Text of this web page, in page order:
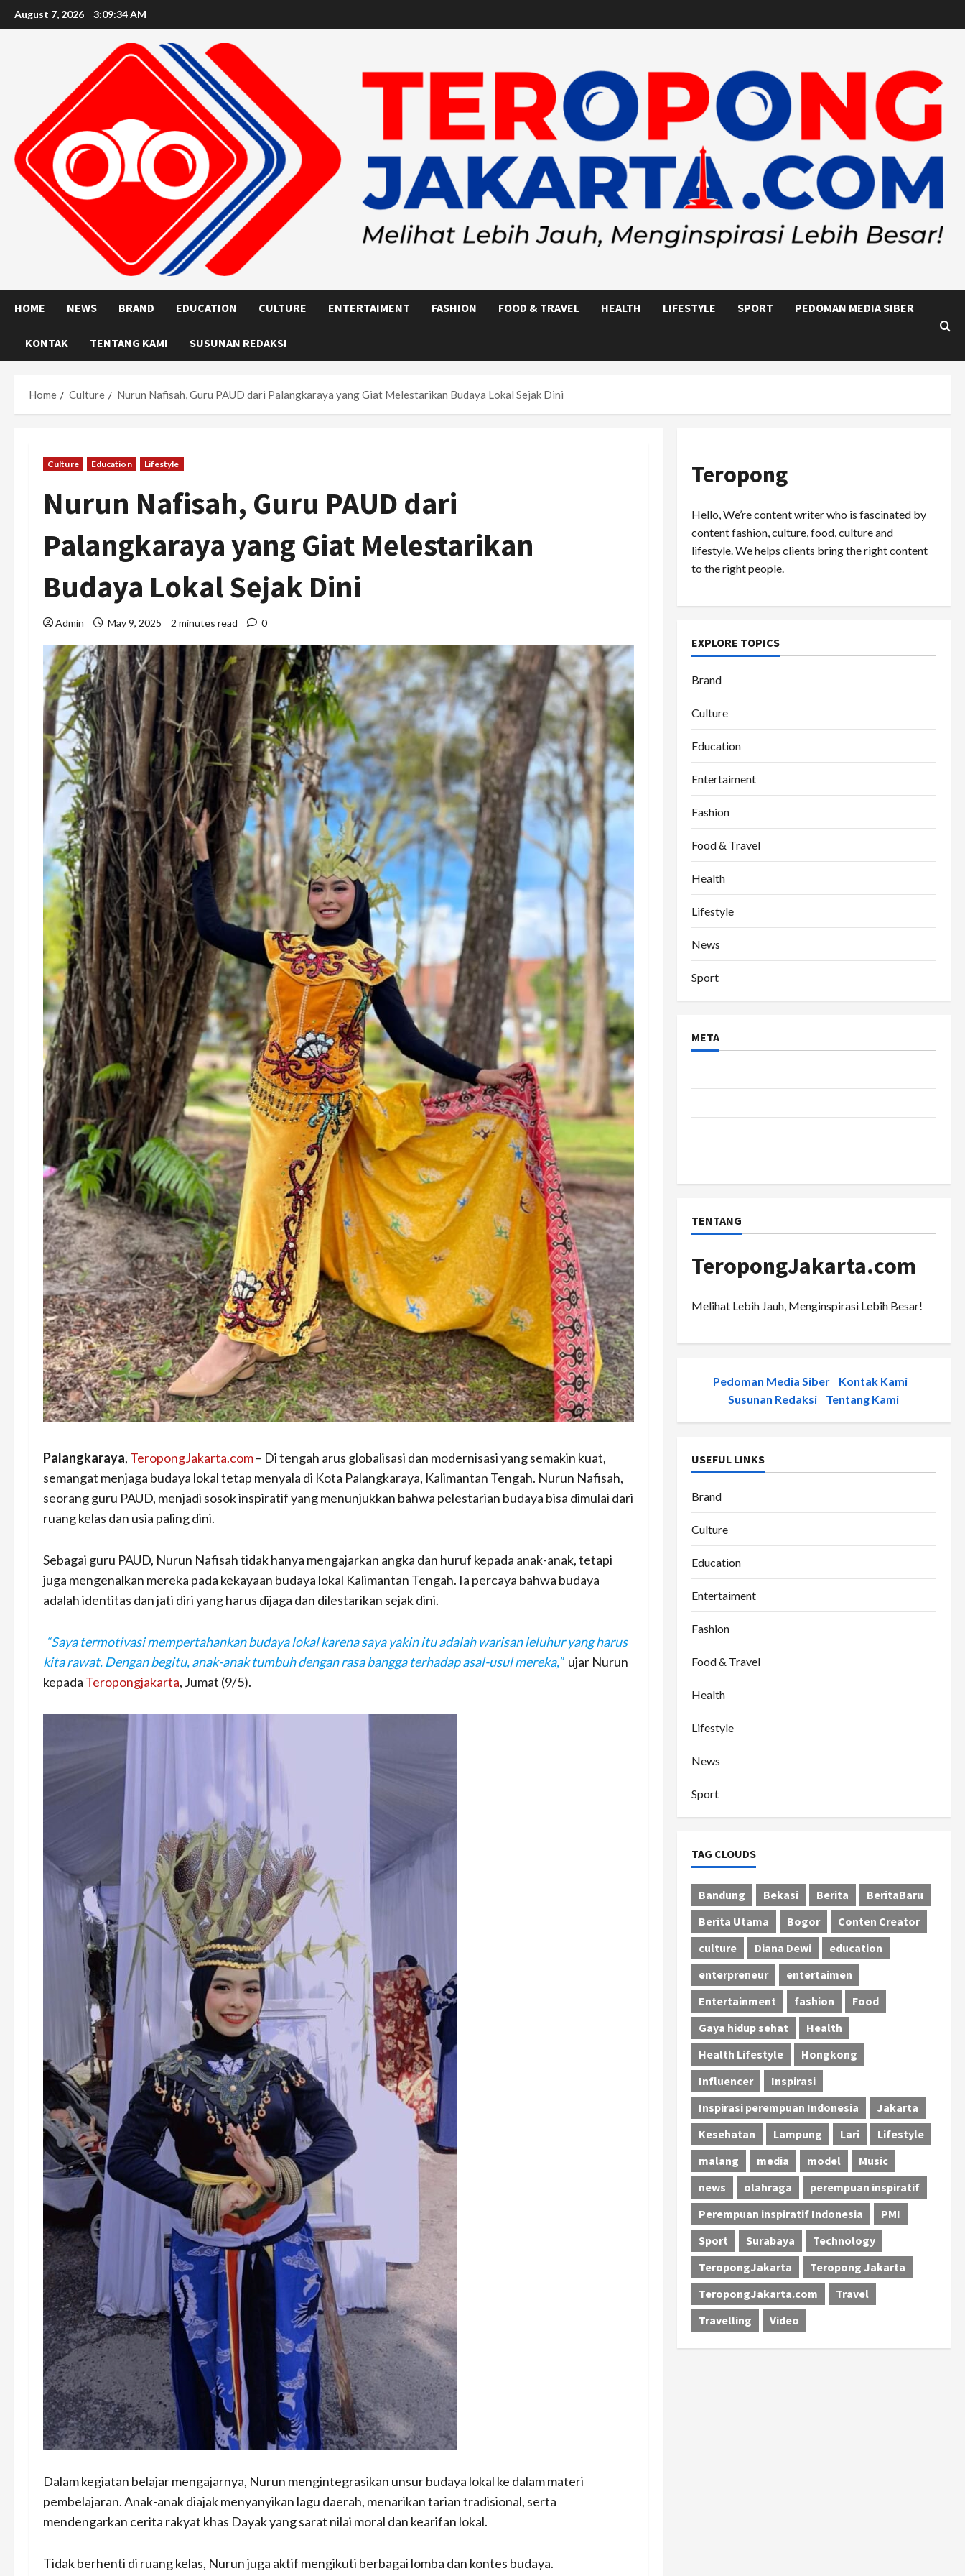
Skip
to
August 7, 2026 3:09:36 AM
HOME NEWS BRAND EDUCATION CULTURE ENTERTAIMENT FASHION FOOD & TRAVEL HEALTH LIFESTYLE SPORT PEDOMAN MEDIA SIBER
KONTAK TENTANG KAMI SUSUNAN REDAKSI
Home Culture Nurun Nafisah, Guru PAUD dari Palangkaraya yang Giat Melestarikan Budaya Lokal Sejak Dini
Culture Education Lifestyle
Nurun Nafisah, Guru PAUD dari
Palangkaraya yang Giat Melestarikan
Budaya Lokal Sejak Dini
Admin May 9, 2025 2 minutes read 0
Palangkaraya, TeropongJakarta.com– Di tengah arus globalisasi dan modernisasi yang semakin kuat,
semangat menjaga budaya lokal tetap menyala di Kota Palangkaraya, Kalimantan Tengah. Nurun Nafisah,
seorang guru PAUD, menjadi sosok inspiratif yang menunjukkan bahwa pelestarian budaya bisa dimulai dari
ruang kelas dan usia paling dini.
Sebagai guru PAUD, Nurun Nafisah tidak hanya mengajarkan angka dan huruf kepada anak-anak, tetapi
juga mengenalkan mereka pada kekayaan budaya lokal Kalimantan Tengah. Ia percaya bahwa budaya
adalah identitas dan jati diri yang harus dijaga dan dilestarikan sejak dini.
“Saya termotivasi mempertahankan budaya lokal karena saya yakin itu adalah warisan leluhur yang harus
kita rawat. Dengan begitu, anak-anak tumbuh dengan rasa bangga terhadap asal-usul mereka,” ujar Nurun
kepada Teropongjakarta, Jumat (9/5).
Dalam kegiatan belajar mengajarnya, Nurun mengintegrasikan unsur budaya lokal ke dalam materi
pembelajaran. Anak-anak diajak menyanyikan lagu daerah, menarikan tarian tradisional, serta
mendengarkan cerita rakyat khas Dayak yang sarat nilai moral dan kearifan lokal.
Tidak berhenti di ruang kelas, Nurun juga aktif mengikuti berbagai lomba dan kontes budaya.
Teropong
Hello, We’re content writer who is fascinated by
content fashion, culture, food, culture and
lifestyle. We helps clients bring the right content
to the right people.
EXPLORE TOPICS
Brand
Culture
Education
Entertaiment
Fashion
Food & Travel
Health
Lifestyle
News
Sport
META
TENTANG
TeropongJakarta.com
Melihat Lebih Jauh, Menginspirasi Lebih Besar!
Pedoman Media Siber Kontak Kami
Susunan Redaksi
Tentang Kami
USEFUL LINKS
Brand
Culture
Education
Entertaiment
Fashion
Food & Travel
Health
Lifestyle
News
Sport
TAG CLOUDS
Bandung Bekasi Berita
BeritaBaru
Berita Utama
Bogor
Conten Creator
culture
Diana Dewi
education
enterpreneur
entertaimen
Entertainment
fashion
Food
Gaya hidup sehat
Health
Health Lifestyle
Hongkong
Influencer
Inspirasi
Inspirasi perempuan Indonesia
Jakarta
Kesehatan
Lampung Lari
Lifestyle
malang
media model
Music
news
olahraga
perempuan inspiratif
Perempuan inspiratif Indonesia
PMI
Sport
Surabaya
Technology
TeropongJakarta
Teropong Jakarta
TeropongJakarta.com
Travel
Travelling
Video